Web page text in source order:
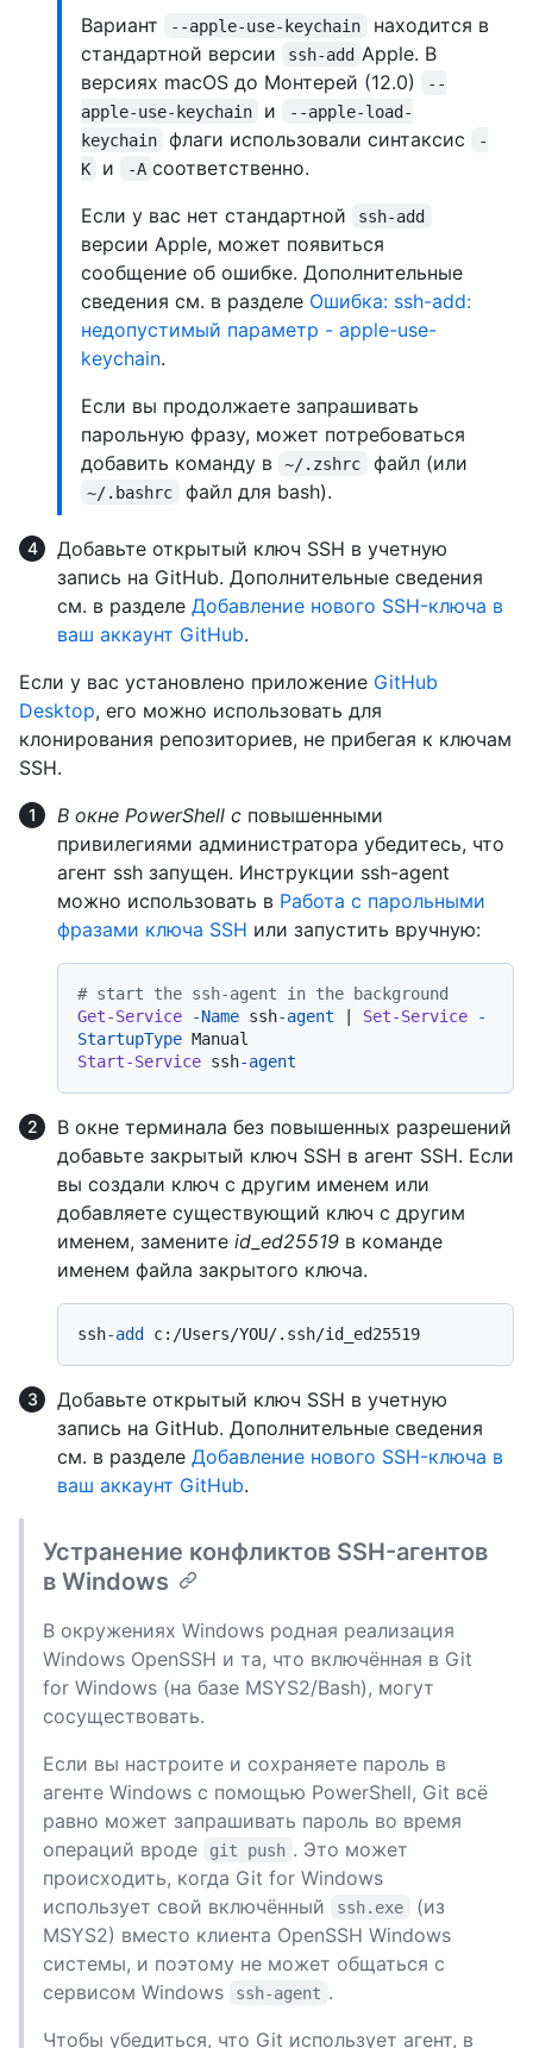
Вариант
--apple-use-keychain
находится в
стандартной версии
ssh-add Apple. В
версиях macOS до Монтерей (12.0)
--
apple-use-keychain
и
--apple-load-
keychain
флаги использовали синтаксис
-
K
и -A соответственно.
Если у вас нет стандартной
ssh-add
версии Apple, может появиться
сообщение об ошибке. Дополнительные
сведения см. в разделе Ошибка: ssh-add:
недопустимый параметр - apple-use-
keychain.
Если вы продолжаете запрашивать
парольную фразу, может потребоваться
добавить команду в
~/.zshrc файл (или
~/.bashrc файл для bash).
Добавьте открытый ключ SSH в учетную
запись на GitHub. Дополнительные сведения
см. в разделе Добавление нового SSH-ключа в
ваш аккаунт GitHub.
Если у вас установлено приложение GitHub
Desktop, его можно использовать для
клонирования репозиториев, не прибегая к ключам
SSH.
В окне PowerShell с повышенными
привилегиями администратора убедитесь, что
агент ssh запущен. Инструкции ssh-agent
можно использовать в Работа с парольными
фразами ключа SSH или запустить вручную:
# start the ssh-agent in the background
Get-Service
-Name ssh-agent | Set-Service
-
StartupType
Start-Service ssh-agent
В окне терминала без повышенных разрешений
добавьте закрытый ключ SSH в агент SSH. Если
вы создали ключ с другим именем или
добавляете существующий ключ с другим
именем, замените id_ed25519 в команде
именем файла закрытого ключа.
ssh-add
Добавьте открытый ключ SSH в учетную
запись на GitHub. Дополнительные сведения
см. в разделе Добавление нового SSH-ключа в
ваш аккаунт GitHub.
Устранение конфликтов SSH-агентов
в Windows
В окружениях Windows родная реализация
Windows OpenSSH и та, что включённая в Git
for Windows (на базе MSYS2/Bash), могут
сосуществовать.
Если вы настроите и сохраняете пароль в
агенте Windows с помощью PowerShell, Git всё
равно может запрашивать пароль во время
операций вроде
git push . Это может
происходить, когда Git for Windows
использует свой включённый
ssh.exe
(из
MSYS2) вместо клиента OpenSSH Windows
системы, и поэтому не может общаться с
сервисом Windows
ssh-agent .
Чтобы убедиться, что Git использует агент, в